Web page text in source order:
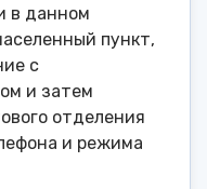
в данном
пункт,
с
и затем
отделения
и режима